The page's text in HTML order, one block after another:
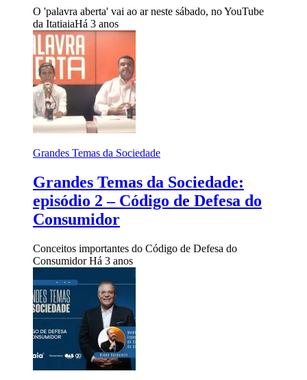
O 'palavra aberta' vai ao ar neste sábado, no YouTube
da ItatiaiaHá 3 anos
Grandes Temas da Sociedade
Grandes Temas da Sociedade:
episódio 2 – Código de Defesa do
Consumidor
Conceitos importantes do Código de Defesa do
ConsumidorHá 3 anos